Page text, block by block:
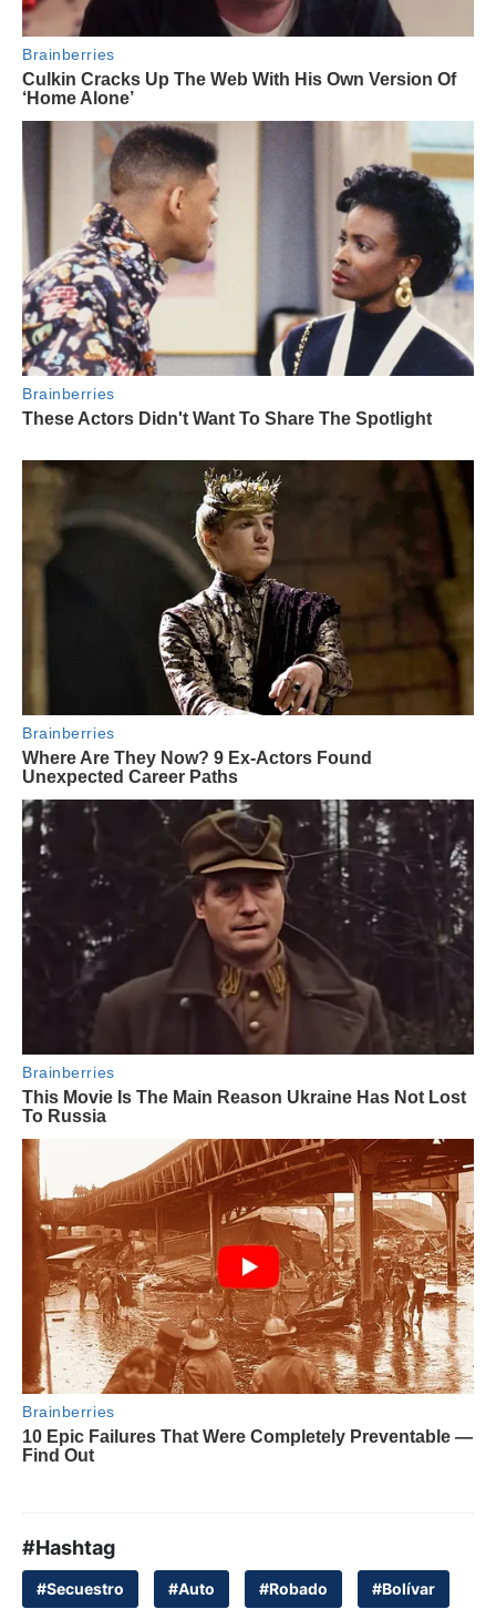
#Hashtag
#Secuestro #Auto #Robado #Bolívar